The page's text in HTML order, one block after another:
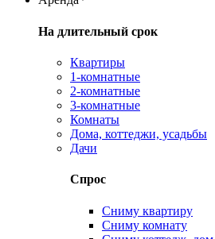
На длительный срок
Квартиры
1-комнатные
2-комнатные
3-комнатные
Комнаты
Дома, коттеджи, усадьбы
Дачи
Спрос
Сниму квартиру
Сниму комнату